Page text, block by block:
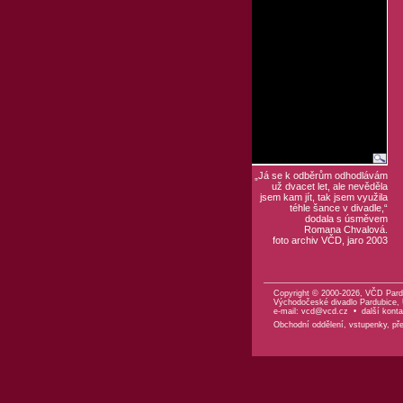
„Já se k odběrům odhodlávám
už dvacet let, ale nevěděla
jsem kam jít, tak jsem využila
téhle šance v divadle,“
dodala s úsměvem
Romana Chvalová.
foto archiv VČD, jaro 2003
Copyright © 2000-2026, VČD
Východočeské divadlo
e-mail: vcd@vcd.cz • další
Obchodní oddělení, vstupenky,